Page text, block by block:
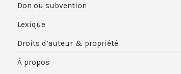
Don ou subvention
Lexique
Droits d’auteur & propriété
À propos